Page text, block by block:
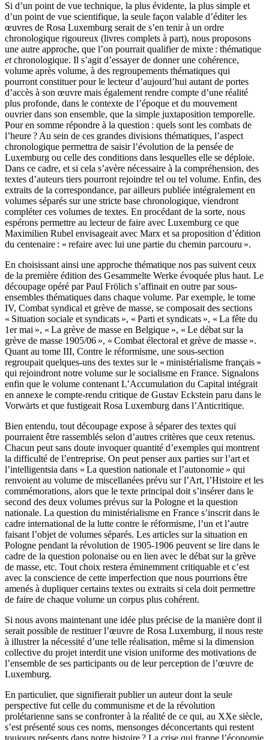
Si d’un point de vue technique, la plus évidente, la plus simple et
d’un point de vue scientifique, la seule façon valable d’éditer les
œuvres de Rosa Luxemburg serait de s’en tenir à un ordre
chronologique rigoureux (livres complets à part), nous proposons
une autre approche, que l’on pourrait qualifier de mixte : thématique
etchronologique. Il s’agit d’essayer de donner une cohérence,
volume après volume, à des regroupements thématiques qui
pourront constituer pour le lecteur d’aujourd’hui autant de portes
d’accès à son œuvre mais également rendre compte d’une réalité
plus profonde, dans le contexte de l’époque et du mouvement
ouvrier dans son ensemble, que la simple juxtaposition temporelle.
Pour en somme répondre à la question : quels sont les combats de
l’heure ? Au sein de ces grandes divisions thématiques, l’aspect
chronologique permettra de saisir l’évolution de la pensée de
Luxemburg ou celle des conditions dans lesquelles elle se déploie.
Dans ce cadre, et si cela s’avère nécessaire à la compréhension, des
textes d’auteurs tiers pourront rejoindre tel ou tel volume. Enfin, des
extraits de la correspondance, par ailleurs publiée intégralement en
volumes séparés sur une stricte base chronologique, viendront
compléter ces volumes de textes. En procédant de la sorte, nous
espérons permettre au lecteur de faire avec Luxemburg ce que
Maximilien Rubel envisageait avec Marx et sa proposition d’édition
du centenaire : « refaire avec lui une partie du chemin parcouru ».
En choisissant ainsi une approche thématique nos pas suivent ceux
de la première édition des Gesammelte Werke évoquée plus haut. Le
découpage opéré par Paul Frölich s’affinait en outre par sous-
ensembles thématiques dans chaque volume. Par exemple, le tome
IV, Combat syndical et grève de masse, se composait des sections
« Situation sociale et syndicats », « Parti et syndicats », « La fête du
1er mai », « La grève de masse en Belgique », « Le débat sur la
grève de masse 1905/06 », « Combat électoral et grève de masse ».
Quant au tome III, Contre le réformisme, une sous-section
regroupait quelques-uns des textes sur le « ministérialisme français »
qui rejoindront notre volume sur le socialisme en France. Signalons
enfin que le volume contenant L’Accumulation du Capital intégrait
en annexe le compte-rendu critique de Gustav Eckstein paru dans le
Vorwärts et que fustigeait Rosa Luxemburg dans l’Anticritique.
Bien entendu, tout découpage expose à séparer des textes qui
pourraient être rassemblés selon d’autres critères que ceux retenus.
Chacun peut sans doute invoquer quantité d’exemples qui montrent
la difficulté de l’entreprise. On peut penser aux parties sur l’art et
l’intelligentsia dans « La question nationale et l’autonomie » qui
renvoient au volume de miscellanées prévu sur l’Art, l’Histoire et les
commémorations, alors que le texte principal doit s’insérer dans le
second des deux volumes prévus sur la Pologne et la question
nationale. La question du ministérialisme en France s’inscrit dans le
cadre international de la lutte contre le réformisme, l’un et l’autre
faisant l’objet de volumes séparés. Les articles sur la situation en
Pologne pendant la révolution de 1905-1906 peuvent se lire dans le
cadre de la question polonaise ou en lien avec le débat sur la grève
de masse, etc. Tout choix restera éminemment critiquable et c’est
avec la conscience de cette imperfection que nous pourrions être
amenés à dupliquer certains textes ou extraits si cela doit permettre
de faire de chaque volume un corpus plus cohérent.
Si nous avons maintenant une idée plus précise de la manière dont il
serait possible de restituer l’œuvre de Rosa Luxemburg, il nous reste
à illustrer la nécessité d’une telle réalisation, même si la dimension
collective du projet interdit une vision uniforme des motivations de
l’ensemble de ses participants ou de leur perception de l’œuvre de
Luxemburg.
En particulier, que signifierait publier un auteur dont la seule
perspective fut celle du communisme et de la révolution
prolétarienne sans se confronter à la réalité de ce qui, au XXe siècle,
s’est présenté sous ces noms, mensonges déconcertants qui restent
toujours présents dans notre histoire ? La crise qui frappe l’économie